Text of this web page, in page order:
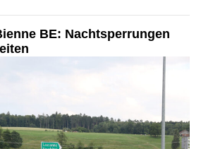
BE: Nachtsperrungen